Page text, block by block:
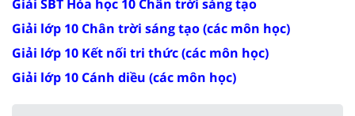
Giải SBT Hóa học 10 Chân trời sáng tạo
Giải lớp 10 Chân trời sáng tạo (các môn học)
Giải lớp 10 Kết nối tri thức (các môn học)
Giải lớp 10 Cánh diều (các môn học)